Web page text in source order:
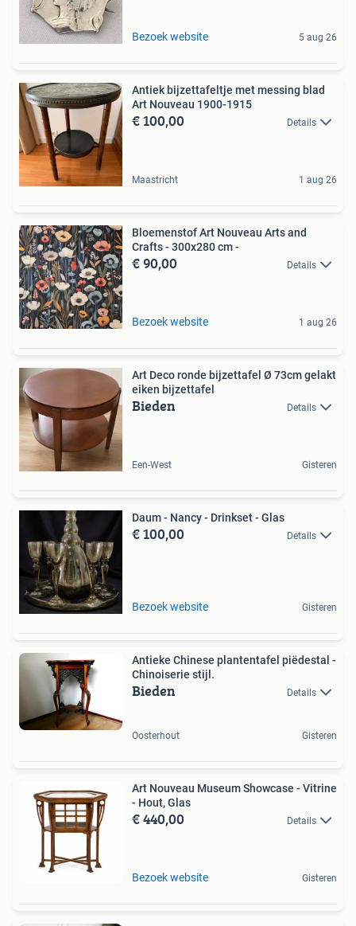
Bezoek website 5 aug 26
Antiek bijzettafeltje met messing blad
Art Nouveau 1900-1915
€ 100,00 Details
Maastricht 1 aug 26
Bloemenstof Art Nouveau Arts and
Crafts - 300x280 cm -
€ 90,00 Details
Bezoek website 1 aug 26
Art Deco ronde bijzettafel Ø 73cm gelakt
eiken bijzettafel
Bieden Details
Een-West Gisteren
Daum - Nancy - Drinkset - Glas
€ 100,00 Details
Bezoek website Gisteren
Antieke Chinese plantentafel piëdestal -
Chinoiserie stijl.
Bieden Details
Oosterhout Gisteren
Art Nouveau Museum Showcase - Vitrine
- Hout, Glas
€ 440,00 Details
Bezoek website Gisteren